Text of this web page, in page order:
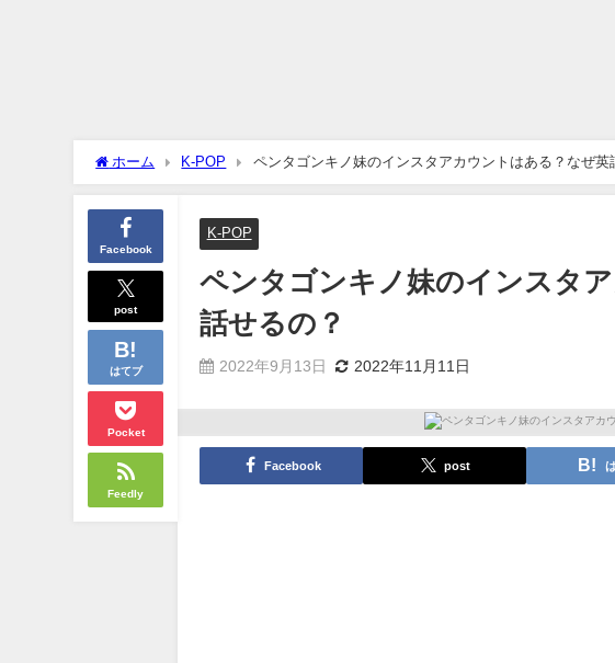
ホーム K-POP ペンタゴンキノ妹のインスタアカウントはある？なぜ英
Facebook
post
はてブ
Pocket
Feedly
K-POP
ペンタゴンキノ妹のインスタ
話せるの？
2022年9月13日 2022年11月11日
Facebook post